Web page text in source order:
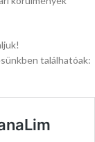
találhatóak: